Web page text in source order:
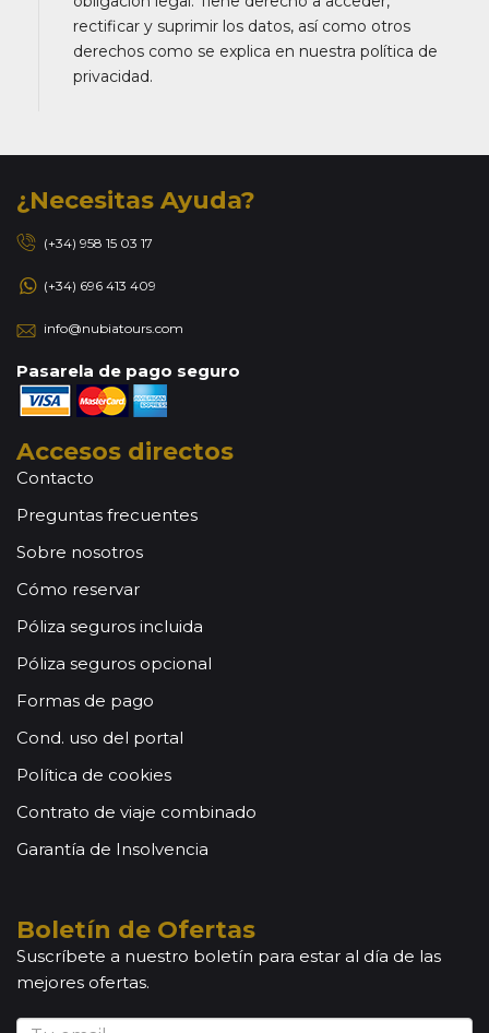
rectificar y suprimir los datos, así como otros
derechos como se explica en nuestra política de
privacidad.
¿Necesitas Ayuda?
(+34) 958 15 03 17
(+34) 696 413 409
info@nubiatours.com
Pasarela de pago seguro
Accesos directos
Contacto
Preguntas frecuentes
Sobre nosotros
Cómo reservar
Póliza seguros incluida
Póliza seguros opcional
Formas de pago
Cond. uso del portal
Política de cookies
Contrato de viaje combinado
Garantía de Insolvencia
Boletín de Ofertas
Suscríbete a nuestro boletín para estar al día de las
mejores ofertas.